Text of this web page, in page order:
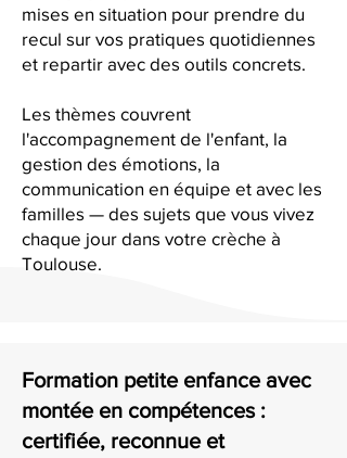
mises en situation pour prendre du
recul sur vos pratiques quotidiennes
et repartir avec des outils concrets.
Les thèmes couvrent
l'accompagnement de l'enfant, la
gestion des émotions, la
communication en équipe et avec les
familles — des sujets que vous vivez
chaque jour dans votre crèche à
Toulouse.
Formation petite enfance avec
montée en compétences :
certifiée, reconnue et